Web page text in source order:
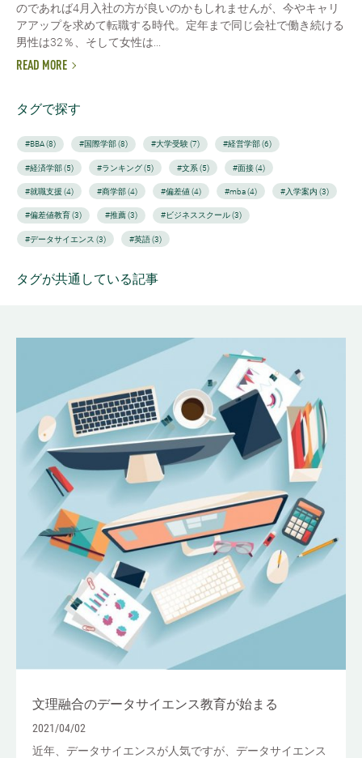
のであれば4月入社の方が良いのかもしれませんが、今やキャリ
アアップを求めて転職する時代。定年まで同じ会社で働き続ける
男性は32％、そして女性は...
READ MORE
タグで探す
#BBA (8) #国際学部 (8) #大学受験 (7) #経営学部 (6)
#経済学部 (5) #ランキング (5) #文系 (5) #面接 (4)
#就職支援 (4) #商学部 (4) #偏差値 (4) #mba (4) #入学案内 (3)
#偏差値教育 (3) #推薦 (3) #ビジネススクール (3)
#データサイエンス (3) #英語 (3)
タグが共通している記事
文理融合のデータサイエンス教育が始まる
2021/04/02
近年、データサイエンスが人気ですが、データサイエンス